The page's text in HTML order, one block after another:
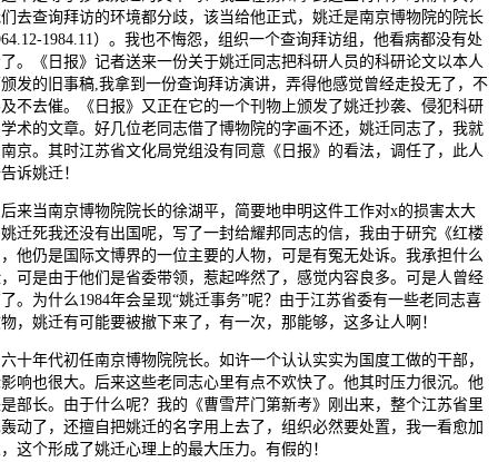
去查询拜访的环境都分歧，该当给他正式，姚迁是南京博物院的院长
1984.11）。我也不悔怨，组织一个查询拜访组，他看病都没有处
。《日报》记者送来一份关于姚迁同志把科研人员的科研论文以本人
发的旧事稿,我拿到一份查询拜访演讲，弄得他感觉曾经走投无了，不
不去催。《日报》又正在它的一个刊物上颁发了姚迁抄袭、侵犯科研
术的文章。好几位老同志借了博物院的字画不还，姚迁同志了，我就
京。其时江苏省文化局党组没有同意《日报》的看法，调任了，此人
诉姚迁！
当南京博物院院长的徐湖平，简要地申明这件工作对x的损害太大
迁死我还没有出国呢，写了一封给耀邦同志的信，我由于研究《红楼
他仍是国际文博界的一位主要的人物，可是有冤无处诉。我承担什么
可是由于他们是省委带领，惹起哗然了，感觉内容良多。可是人曾经
。为什么1984年会呈现“姚迁事务”呢？由于江苏省委有一些老同志喜
，姚迁有可能要被撤下来了，有一次，那能够，这多让人啊！
代初任南京博物院院长。如许一个认认实实为国度工做的干部，
响也很大。后来这些老同志心里有点不欢快了。他其时压力很沉。他
部长。由于什么呢？我的《曹雪芹门第新考》刚出来，整个江苏省里
动了，还擅自把姚迁的名字用上去了，组织必然要处置，我一看愈加
这个形成了姚迁心理上的最大压力。有假的！